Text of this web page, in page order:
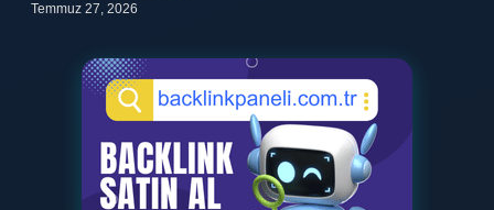
Temmuz 27, 2026